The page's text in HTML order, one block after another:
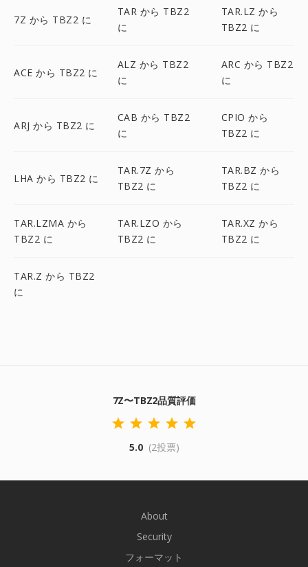
7Z から TBZ2 に
TAR から TBZ2
に
TAR.LZ から
TBZ2 に
ACE から TBZ2 に
ALZ から TBZ2
に
ARC から TBZ2
に
ARJ から TBZ2 に
CAB から TBZ2
に
CPIO から
TBZ2 に
LHA から TBZ2 に
TAR.7Z から
TBZ2 に
TAR.BZ から
TBZ2 に
TAR.LZMA から
TBZ2 に
TAR.LZO から
TBZ2 に
TAR.XZ から
TBZ2 に
TAR.Z から TBZ2
に
7Z〜TBZ2品質評価
5.0 (2投票)
About
Security
フォーマット